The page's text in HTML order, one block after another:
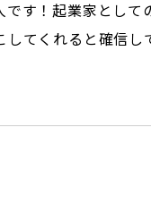
す！起業家とし
てくれると確信し